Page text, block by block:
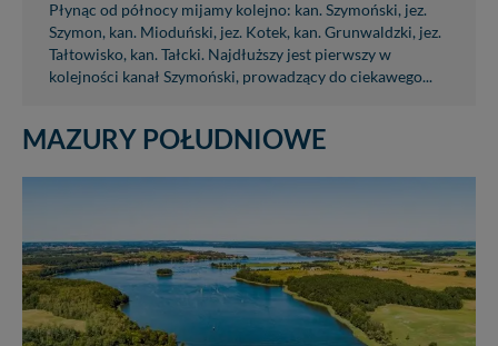
Płynąc od północy mijamy kolejno: kan. Szymoński, jez.
Szymon, kan. Mioduński, jez. Kotek, kan. Grunwaldzki, jez.
Tałtowisko, kan. Tałcki. Najdłuższy jest pierwszy w
kolejności kanał Szymoński, prowadzący do ciekawego...
MAZURY POŁUDNIOWE